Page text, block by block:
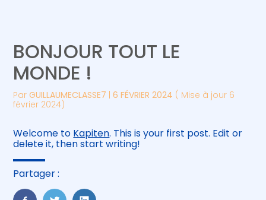
Gérer votre quotidien
Piloter votre entreprise
Construire votre patrimoine
Être prêt pour la facturation
électronique
Suivre votre comptabilité
Gérer vos ressources humaines
BONJOUR TOUT LE
MONDE !
ParGUILLAUMECLASSE7 |6 FÉVRIER 2024 ( Mise à jour 6
février 2024)
Welcome to Kapiten. This is your first post. Edit or
delete it, then start writing!
Partager :